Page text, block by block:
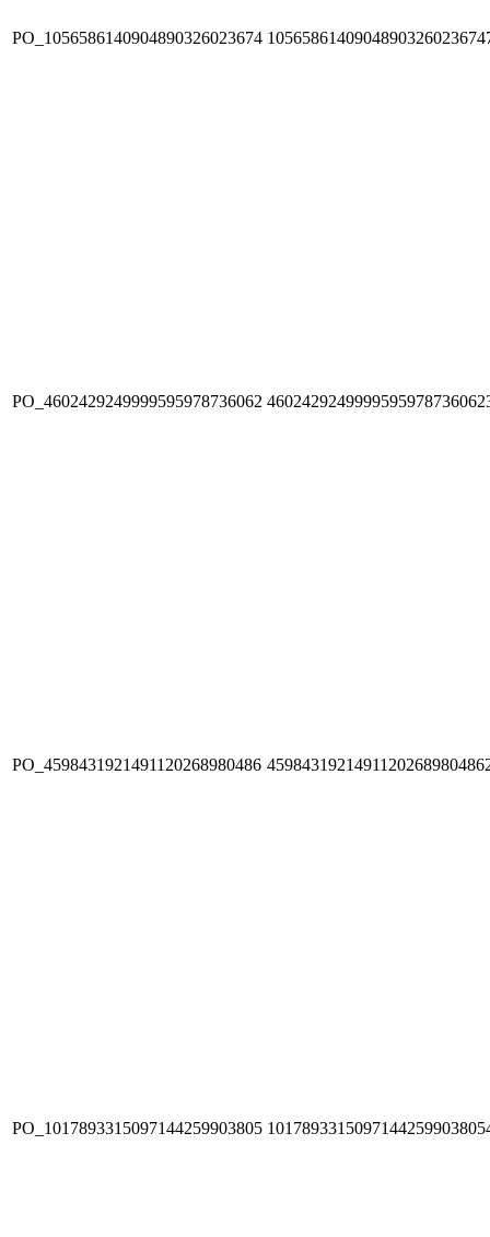
PO_1056586140904890326023674
PO_4602429249999595978736062
PO_4598431921491120268980486
PO_1017893315097144259903805